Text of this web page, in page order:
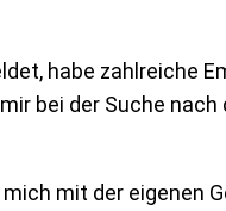
habe
bei der Suche
mit der eigenen